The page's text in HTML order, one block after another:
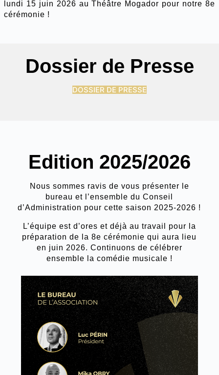
lundi 15 juin 2026 au Théâtre Mogador pour notre 8e
cérémonie !
Dossier de Presse
DOSSIER DE PRESSE
Edition 2025/2026
Nous sommes ravis de vous présenter le
bureau et l’ensemble du Conseil
d’Administration pour cette saison 2025-2026 !
L’équipe est d’ores et déjà au travail pour la
préparation de la 8e cérémonie qui aura lieu
en juin 2026. Continuons de célébrer
ensemble la comédie musicale !